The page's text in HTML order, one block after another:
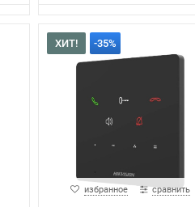
ХИТ! -35%
избранное сравнить